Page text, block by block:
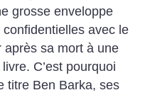
grosse enveloppe
avec le
après sa mort à une
C’est pourquoi
titre Ben Barka, ses